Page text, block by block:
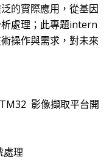
的實際應用，從基因
處理；此專題intern
操作與需求，對未來
影像擷取平台開
處理